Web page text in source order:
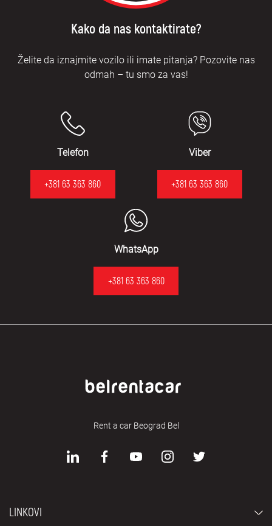
Kako da nas kontaktirate?
Želite da iznajmite vozilo ili imate pitanja? Pozovite nas
odmah – tu smo za vas!
Telefon
+381 63 363 860
Viber
+381 63 363 860
WhatsApp
+381 63 363 860
Rent a car Beograd Bel
LINKOVI